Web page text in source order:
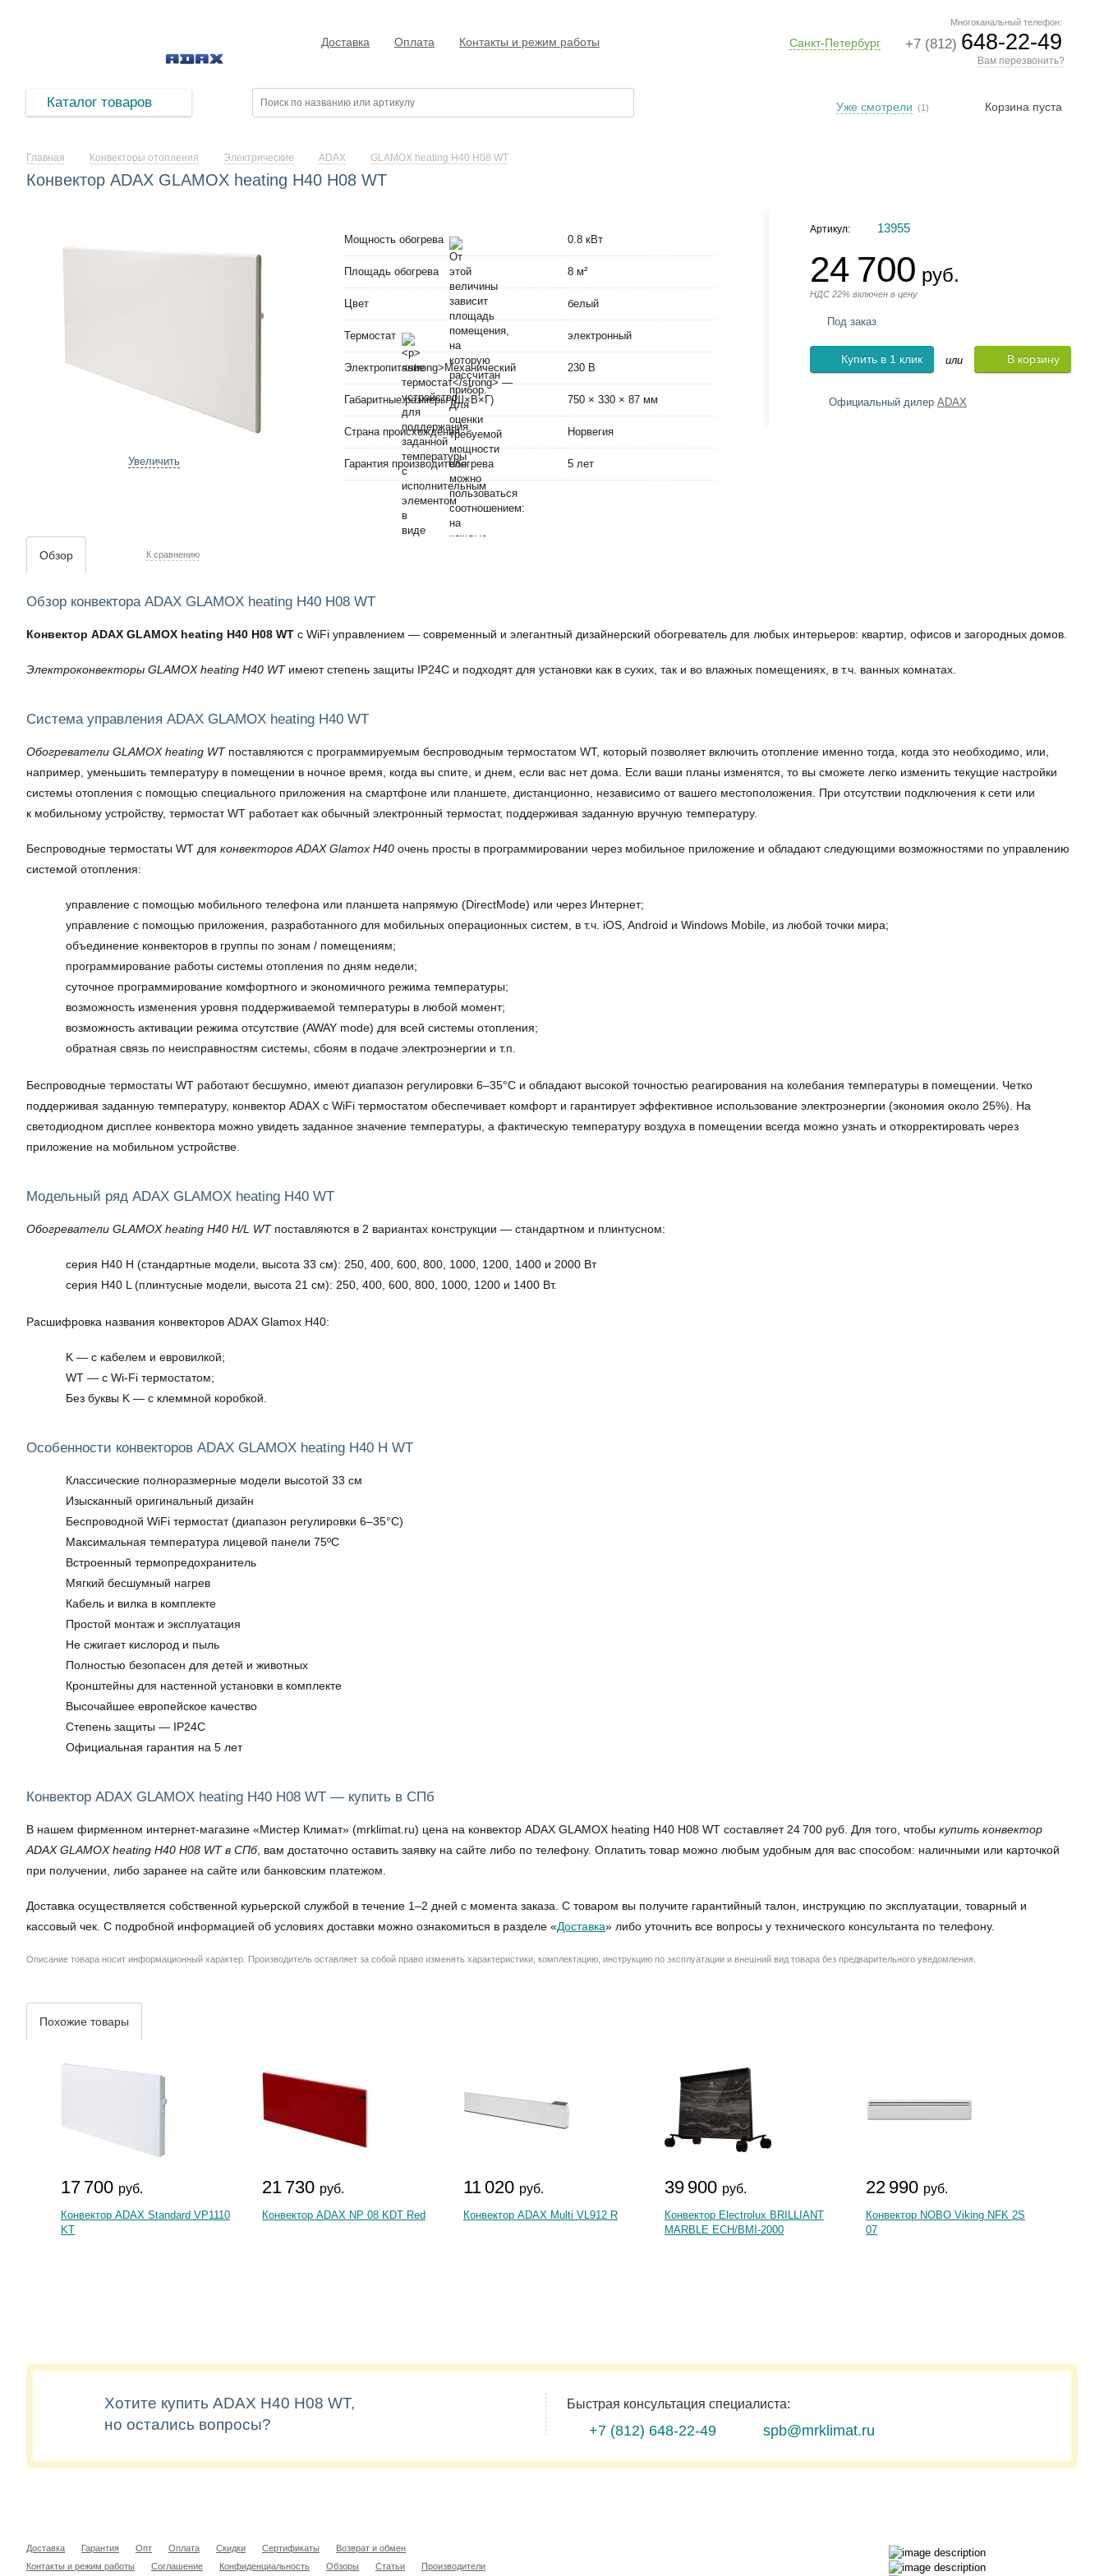
Многоканальный телефон:
+7 (812) 648-22-49
Вам перезвонить?
Санкт-Петербург
Доставка Оплата Контакты и режим работы
Каталог товаров Корзина пуста
Уже смотрели (1)
Главная Конвекторы отопления Электрические ADAX GLAMOX heating H40 H08 WT
Конвектор ADAX GLAMOX heating H40 H08 WT
Увеличить
Мощность обогрева 0.8 кВт
Площадь обогрева 8 м²
Цвет белый
Термостат электронный
Электропитание 230 В
Габаритные размеры (Ш×В×Г) 750 × 330 × 87 мм
Страна происхождения Норвегия
Гарантия производителя 5 лет
Артикул: 13955
24 700 руб.
НДС 22% включен в цену
Под заказ
Купить в 1 клик или В корзину
Официальный дилер ADAX
Обзор К сравнению
Обзор конвектора ADAX GLAMOX heating H40 H08 WT
Конвектор ADAX GLAMOX heating H40 H08 WT с WiFi управлением — современный и элегантный дизайнерский обогреватель для любых интерьеров: квартир, офисов и загородных домов.
Электроконвекторы GLAMOX heating H40 WTимеют степень защиты IP24C и подходят для установки как в сухих, так и во влажных помещениях, в т.ч. ванных комнатах.
Система управления ADAX GLAMOX heating H40 WT
Обогреватели GLAMOX heating WTпоставляются с программируемым беспроводным термостатом WT, который позволяет включить отопление именно тогда, когда это необходимо, или,
например, уменьшить температуру в помещении в ночное время, когда вы спите, и днем, если вас нет дома. Если ваши планы изменятся, то вы сможете легко изменить текущие настройки
системы отопления с помощью специального приложения на смартфоне или планшете, дистанционно, независимо от вашего местоположения. При отсутствии подключения к сети или
к мобильному устройству, термостат WT работает как обычный электронный термостат, поддерживая заданную вручную температуру.
Беспроводные термостаты WT для конвекторов ADAX Glamox H40 очень просты в программировании через мобильное приложение и обладают следующими возможностями по управлению
системой отопления:
управление с помощью мобильного телефона или планшета напрямую (DirectMode) или через Интернет;
управление с помощью приложения, разработанного для мобильных операционных систем, в т.ч. iOS, Android и Windows Mobile, из любой точки мира;
объединение конвекторов в группы по зонам / помещениям;
программирование работы системы отопления по дням недели;
суточное программирование комфортного и экономичного режима температуры;
возможность изменения уровня поддерживаемой температуры в любой момент;
возможность активации режима отсутствие (AWAY mode) для всей системы отопления;
обратная связь по неисправностям системы, сбоям в подаче электроэнергии и т.п.
Беспроводные термостаты WT работают бесшумно, имеют диапазон регулировки 6–35°С и обладают высокой точностью реагирования на колебания температуры в помещении. Четко
поддерживая заданную температуру, конвектор ADAX с WiFi термостатом обеспечивает комфорт и гарантирует эффективное использование электроэнергии (экономия около 25%). На
светодиодном дисплее конвектора можно увидеть заданное значение температуры, а фактическую температуру воздуха в помещении всегда можно узнать и откорректировать через
приложение на мобильном устройстве.
Модельный ряд ADAX GLAMOX heating H40 WT
Обогреватели GLAMOX heating H40 H/L WTпоставляются в 2 вариантах конструкции — стандартном и плинтусном:
серия H40 H (стандартные модели, высота 33 см): 250, 400, 600, 800, 1000, 1200, 1400 и 2000 Вт
серия H40 L (плинтусные модели, высота 21 см): 250, 400, 600, 800, 1000, 1200 и 1400 Вт.
Расшифровка названия конвекторов ADAX Glamox H40:
K — с кабелем и евровилкой;
WT — с Wi-Fi термостатом;
Без буквы K — с клеммной коробкой.
Особенности конвекторов ADAX GLAMOX heating H40 H WT
Классические полноразмерные модели высотой 33 см
Изысканный оригинальный дизайн
Беспроводной WiFi термостат (диапазон регулировки 6–35°C)
Максимальная температура лицевой панели 75ºC
Встроенный термопредохранитель
Мягкий бесшумный нагрев
Кабель и вилка в комплекте
Простой монтаж и эксплуатация
Не сжигает кислород и пыль
Полностью безопасен для детей и животных
Кронштейны для настенной установки в комплекте
Высочайшее европейское качество
Степень защиты — IP24C
Официальная гарантия на 5 лет
Конвектор ADAX GLAMOX heating H40 H08 WT — купить в СПб
В нашем фирменном интернет-магазине «Мистер Климат» (mrklimat.ru) цена на конвектор ADAX GLAMOX heating H40 H08 WT составляет 24 700 руб. Для того, чтобы купить конвектор
ADAX GLAMOX heating H40 H08 WT в СПб, вам достаточно оставить заявку на сайте либо по телефону. Оплатить товар можно любым удобным для вас способом: наличными или карточкой
при получении, либо заранее на сайте или банковским платежом.
Доставка осуществляется собственной курьерской службой в течение 1–2 дней с момента заказа. С товаром вы получите гарантийный талон, инструкцию по эксплуатации, товарный и
кассовый чек. С подробной информацией об условиях доставки можно ознакомиться в разделе «Доставка» либо уточнить все вопросы у технического консультанта по телефону.
Описание товара носит информационный характер. Производитель оставляет за собой право изменять характеристики, комплектацию, инструкцию по эксплуатации и внешний вид товара без предварительного уведомления.
Похожие товары
17 700 руб.
Конвектор ADAX Standard VP1110
KT
21 730 руб.
Конвектор ADAX NP 08 KDT Red
11 020 руб.
Конвектор ADAX Multi VL912 R
39 900 руб.
Конвектор Electrolux BRILLIANT
MARBLE ECH/BMI-2000
22 990 руб.
Конвектор NOBO Viking NFK 2S
07
Хотите купить ADAX H40 H08 WT,
но остались вопросы?
Быстрая консультация специалиста:
+7 (812) 648-22-49 spb@mrklimat.ru
Доставка Гарантия Опт Оплата Скидки Сертификаты
Возврат и обмен
Контакты и режим работы
Соглашение Конфиденциальность Обзоры Статьи Производители